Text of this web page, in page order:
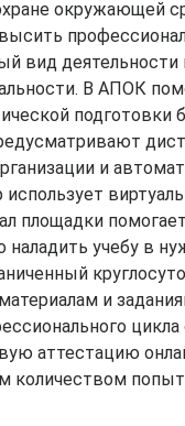
окружающей
вид деятельности
В АПОК
подготовки
и
использует
площадки
наладить учебу в
и
аттестацию
количеством